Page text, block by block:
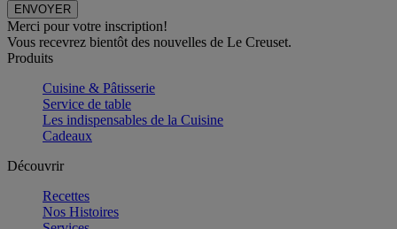
Merci pour votre inscription!
Vous recevrez bientôt des nouvelles de Le Creuset.
Produits
Cuisine & Pâtisserie
Service de table
Les indispensables de la Cuisine
Cadeaux
Découvrir
Recettes
Nos Histoires